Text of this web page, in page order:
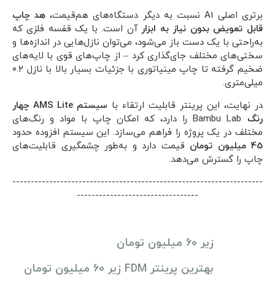
برتری اصلی A1 نسبت به دیگر دستگاه‌های هم‌قیمت،
هد چاپ
قابل تعویض بدون نیاز به ابزار آن است. با یک قفسه فلزی که
به‌راحتی با یک دست باز می‌شود، می‌توان نازل‌هایی در اندازه‌ها و
سختی‌های مختلف جای‌گذاری کرد – از چاپ‌های قوی با لایه‌های
ضخیم گرفته تا چاپ مینیاتوری با جزئیات بسیار بالا با نازل ۰.۲
میلی‌متری.
در نهایت، این پرینتر قابلیت ارتقاء با
سیستم AMS Lite چهار
رنگ
Bambu Lab را دارد، که امکان چاپ با مواد و رنگ‌های
مختلف در یک پروژه را فراهم می‌سازد. این سیستم افزوده حدود
45 میلیون تومان
قیمت دارد و به‌طور چشمگیری قابلیت‌های
چاپ را گسترش می‌دهد.
--------------------------------------------------------------------
---------------------------------
زیر 60 میلیون تومان
بهترین پرینتر FDM زیر 60 میلیون تومان